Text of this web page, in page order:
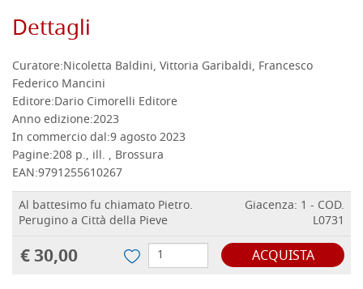
Dettagli
Curatore:Nicoletta Baldini, Vittoria Garibaldi, Francesco
Federico Mancini
Editore:Dario Cimorelli Editore
Anno edizione:2023
In commercio dal:9 agosto 2023
Pagine:208 p., ill. , Brossura
EAN:9791255610267
Al battesimo fu chiamato Pietro.
Perugino a Città della Pieve
Giacenza: 1 - COD.
L0731
€ 30,00 ACQUISTA